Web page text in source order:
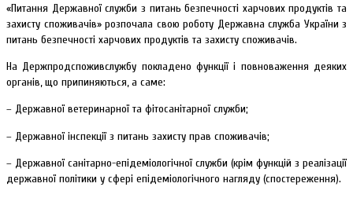
«Питання Державної служби з питань безпечності харчових продуктів та
захисту споживачів» розпочала свою роботу Державна служба України з
питань безпечності харчових продуктів та захисту споживачів.
На Держпродспоживслужбу покладено функції і повноваження деяких
органів, що припиняються, а саме:
– Державної ветеринарної та фітосанітарної служби;
– Державної інспекції з питань захисту прав споживачів;
– Державної санітарно-епідеміологічної служби (крім функцій з реалізації
державної політики у сфері епідеміологічного нагляду (спостереження).